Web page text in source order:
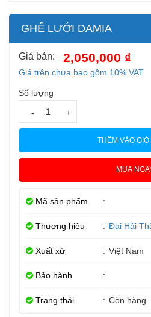
GHẾ LƯỚI DAMIA
Giá bán: 2,050,000 ₫
Giá trên chưa bao gồm 10% VAT
Số lượng
- +
THÊM VÀO
MUA
Mã sản phẩm :
Thương hiệu : Đại Hải
Xuất xứ : Việt Nam
Bảo hành :
Trạng thái : Còn hàng